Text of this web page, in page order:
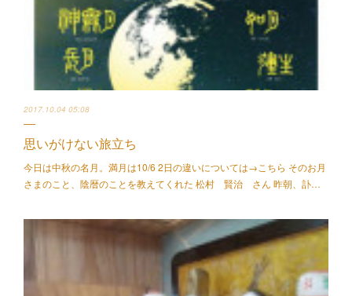
2017.10.04 05:08
思いがけない旅立ち
今日は中秋の名月。満月は10/6 2日の違いについては→こちら そのお月
さまのこと、陰暦のことを教えてくれた 松村 賢治 さん 昨朝、訃…